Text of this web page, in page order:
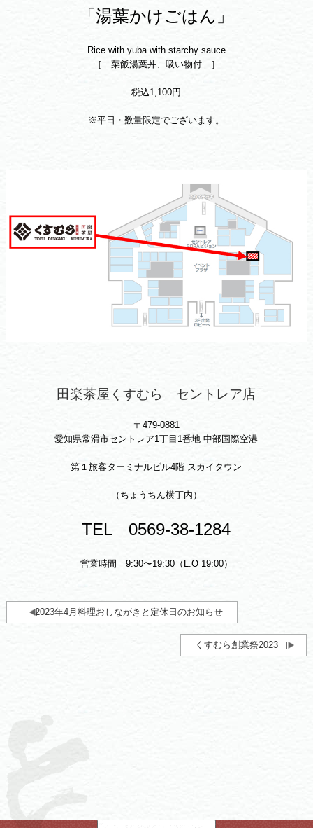
「湯葉かけごはん」
Rice with yuba with starchy sauce
［ 菜飯湯葉丼、吸い物付 ］
税込1,100円
※平日・数量限定でございます。
田楽茶屋くすむら セントレア店
〒479-0881
愛知県常滑市セントレア1丁目1番地 中部国際空港
第１旅客ターミナルビル4階 スカイタウン
（ちょうちん横丁内）
TEL 0569-38-1284
営業時間 9:30〜19:30（L.O 19:00）
2023年4月料理おしながきと定休日のお知らせ
くすむら創業祭2023